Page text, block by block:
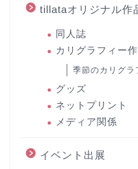
tillataオリジナル作
同人誌
カリグラフィー
季節のカリグラ
グッズ
ネットプリント
メディア関係
イベント出展